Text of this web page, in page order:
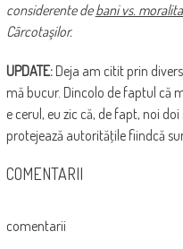
considerente debani vs.
Cârcotaşilor.
UPDATE:Deja am citit prin
mă bucur. Dincolo de faptul că
e cerul, eu zic că, de fapt, noi
protejează autorităţile fiindcă
COMENTARII
comentarii